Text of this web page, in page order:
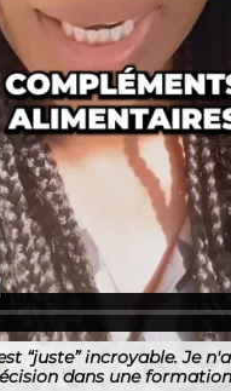
“juste” incroyable. Je
dans une